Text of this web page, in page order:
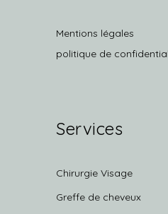
Mentions légales
politique de
Services
Chirurgie Visage
Greffe de cheveux